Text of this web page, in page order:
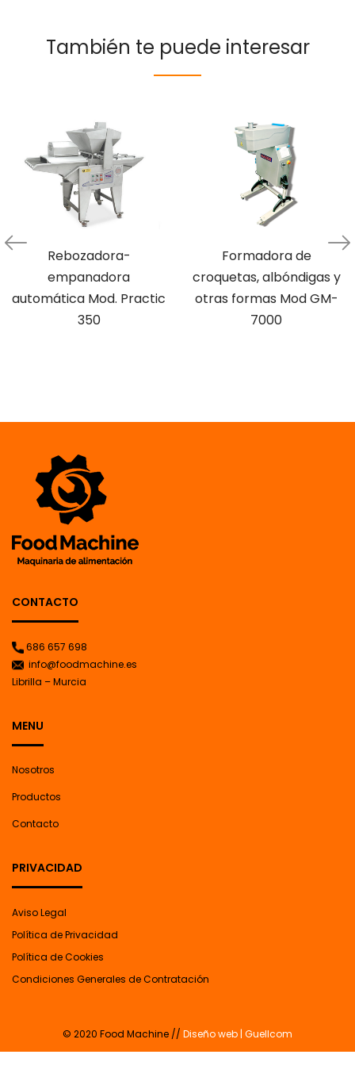
También te puede interesar
Rebozadora-
empanadora
automática Mod. Practic
350
Formadora de
croquetas, albóndigas y
otras formas Mod GM-
7000
CONTACTO
686 657 698
info@foodmachine.es
Librilla – Murcia
MENU
Nosotros
Productos
Contacto
PRIVACIDAD
Aviso Legal
Política de Privacidad
Política de Cookies
Condiciones Generales de Contratación
© 2020 Food Machine // Diseño web | Guellcom